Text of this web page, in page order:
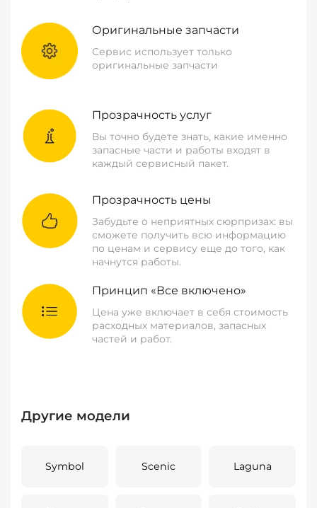
Оригинальные запчасти
Сервис использует только
оригинальные запчасти
Прозрачность услуг
Вы точно будете знать, какие именно
запасные части и работы входят в
каждый сервисный пакет.
Прозрачность цены
Забудьте о неприятных сюрпризах: вы
сможете получить всю информацию
по ценам и сервису еще до того, как
начнутся работы.
Принцип «Все включено»
Цена уже включает в себя стоимость
расходных материалов, запасных
частей и работ.
Другие модели
Symbol Scenic Laguna